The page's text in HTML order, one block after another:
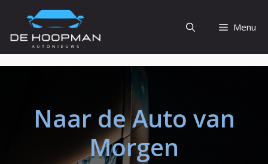
de
inhoud
Menu
Naar de Auto van
Morgen